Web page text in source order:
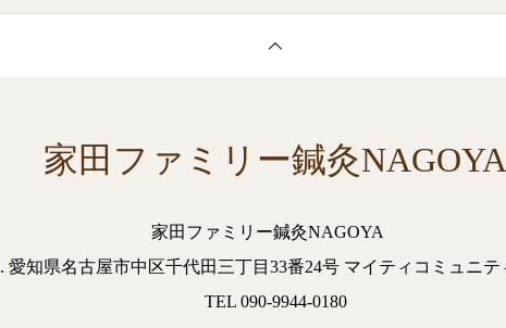
家田ファミリー鍼灸NAGOYA
家田ファミリー鍼灸NAGOYA
愛知県名古屋市中区千代田三丁目33番24号 マイティコミュニテ
TEL 090-9944-0180